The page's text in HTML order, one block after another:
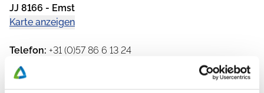
JJ 8166 - Emst
Karte anzeigen
Telefon: +31 (0)57 86 6 13 24
Fax